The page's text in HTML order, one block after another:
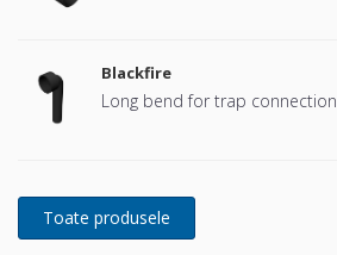
Blackfire
Long bend for trap connection